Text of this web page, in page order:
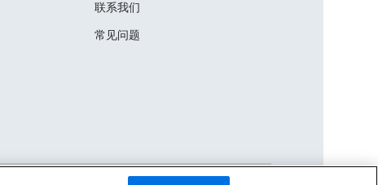
联系我们
常见问题